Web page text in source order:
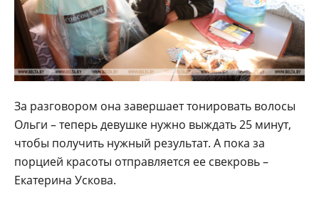
За разговором она завершает тонировать волосы
Ольги – теперь девушке нужно выждать 25 минут,
чтобы получить нужный результат. А пока за
порцией красоты отправляется ее свекровь –
Екатерина Ускова.